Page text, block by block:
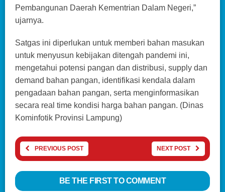
Pembangunan Daerah Kementrian Dalam Negeri,”
ujarnya.
Satgas ini diperlukan untuk memberi bahan masukan
untuk menyusun kebijakan ditengah pandemi ini,
mengetahui potensi pangan dan distribusi, supply dan
demand bahan pangan, identifikasi kendala dalam
pengadaan bahan pangan, serta menginformasikan
secara real time kondisi harga bahan pangan. (Dinas
Kominfotik Provinsi Lampung)
PREVIOUS POST NEXT POST
BE THE FIRST TO COMMENT